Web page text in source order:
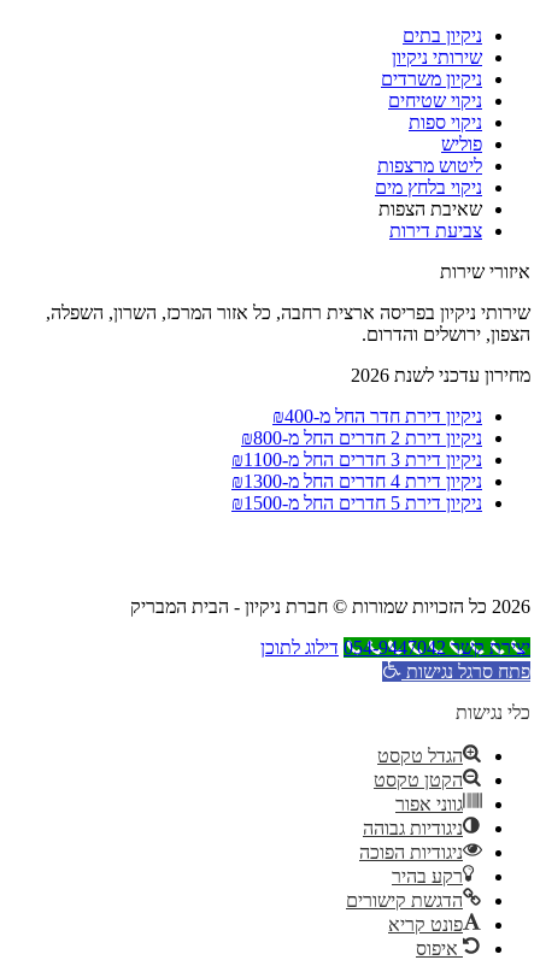
ניקיון בתים
שירותי ניקיון
ניקיון משרדים
ניקוי שטיחים
ניקוי ספות
פוליש
ליטוש מרצפות
ניקוי בלחץ מים
שאיבת הצפות
צביעת דירות
איזורי שירות
שירותי ניקיון בפריסה ארצית רחבה, כל אזור המרכז, השרון, השפלה,
הצפון, ירושלים והדרום.
מחירון עדכני לשנת 2026
ניקיון דירת חדר החל מ-₪400
ניקיון דירת 2 חדרים החל מ-₪800
ניקיון דירת 3 חדרים החל מ-₪1100
ניקיון דירת 4 חדרים החל מ-₪1300
ניקיון דירת 5 חדרים החל מ-₪1500
2026 כל הזכויות שמורות © חברת ניקיון - הבית המבריק
יצירת קשר 054-9447042
דילוג לתוכן
פתח סרגל נגישות
כלי נגישות
הגדל טקסט
הקטן טקסט
גווני אפור
ניגודיות גבוהה
ניגודיות הפוכה
רקע בהיר
הדגשת קישורים
פונט קריא
איפוס